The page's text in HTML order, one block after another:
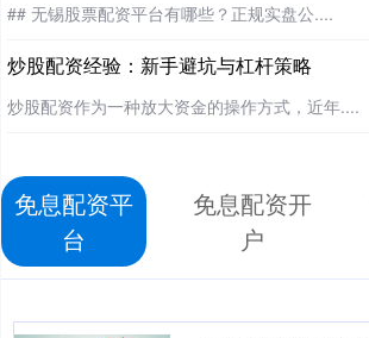
## 无锡股票配资平台有哪些？正规实盘公....
炒股配资经验：新手避坑与杠杆策略
炒股配资作为一种放大资金的操作方式，近年....
免息配资平
台
免息配资开
户